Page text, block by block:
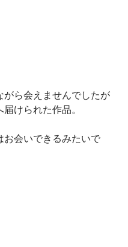
がら会えませんでしたが
けられた作品。
お会いできるみたいで